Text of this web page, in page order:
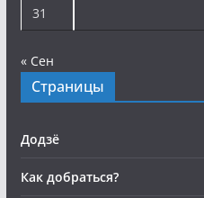
31
« Сен
Страницы
Додзё
Как добраться?